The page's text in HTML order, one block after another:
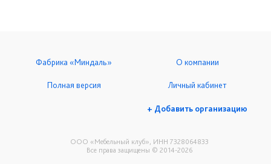
ООО «Мебельный клуб», ИНН 7328064833
Все права защищены © 2014-2026
Фабрика «Миндаль» О компании
Полная версия Личный кабинет
+ Добавить организацию